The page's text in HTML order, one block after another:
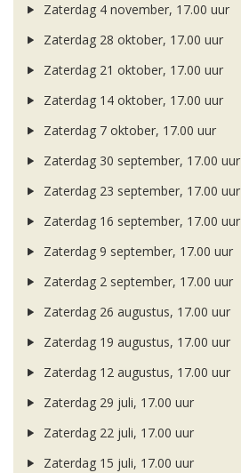
Zaterdag 4 november, 17.00 uur
Zaterdag 28 oktober, 17.00 uur
Zaterdag 21 oktober, 17.00 uur
Zaterdag 14 oktober, 17.00 uur
Zaterdag 7 oktober, 17.00 uur
Zaterdag 30 september, 17.00 uur
Zaterdag 23 september, 17.00 uur
Zaterdag 16 september, 17.00 uur
Zaterdag 9 september, 17.00 uur
Zaterdag 2 september, 17.00 uur
Zaterdag 26 augustus, 17.00 uur
Zaterdag 19 augustus, 17.00 uur
Zaterdag 12 augustus, 17.00 uur
Zaterdag 29 juli, 17.00 uur
Zaterdag 22 juli, 17.00 uur
Zaterdag 15 juli, 17.00 uur